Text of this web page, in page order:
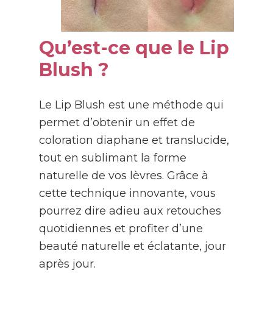
Qu’est-ce que le Lip
Blush ?
Le Lip Blush est une méthode qui
permet d’obtenir un effet de
coloration diaphane et translucide,
tout en sublimant la forme
naturelle de vos lèvres. Grâce à
cette technique innovante, vous
pourrez dire adieu aux retouches
quotidiennes et profiter d’une
beauté naturelle et éclatante, jour
après jour.